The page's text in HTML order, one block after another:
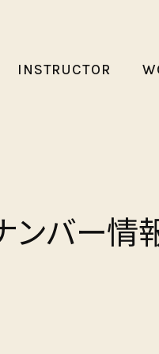
INSTRUCTOR
ンバー情